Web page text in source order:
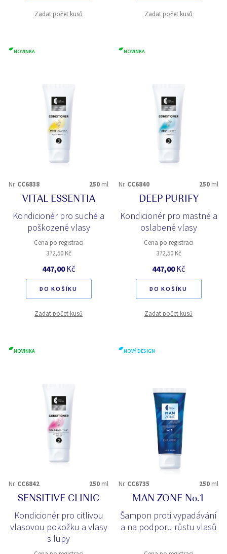
Zadat počet kusů Zadat počet kusů
NOVINKA
Nr. CC6838 250 ml
VITAL ESSENTIA
Kondicionér pro suché a
poškozené vlasy
Cena po registraci
372,50 Kč
447,00Kč
DO KOŠÍKU
Zadat počet kusů
NOVINKA
Nr. CC6840 250 ml
DEEP PURIFY
Kondicionér pro mastné a
oslabené vlasy
Cena po registraci
372,50 Kč
447,00Kč
DO KOŠÍKU
Zadat počet kusů
NOVINKA
Nr. CC6842 250 ml
SENSITIVE CLINIC
Kondicionér pro citlivou
vlasovou pokožku a vlasy
s lupy
NOVÝ DESIGN
Nr. CC6735 250 ml
MAN ZONE No.1
Šampon proti vypadávání
a na podporu růstu vlasů